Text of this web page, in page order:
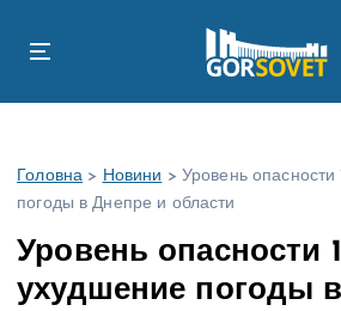
Головна > Новини > Уровень опасности
погоды в Днепре и области
Уровень опасности
ухудшение погоды